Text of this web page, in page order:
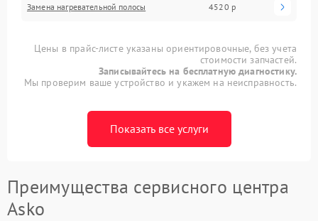
Замена нагревательной полосы 4520 р
Цены в прайс-листе указаны ориентировочные, без учета
стоимости запчастей.
Записывайтесь на бесплатную диагностику.
Мы проверим ваше устройство и укажем на неисправность.
Показать все услуги
Преимущества сервисного центра
Asko